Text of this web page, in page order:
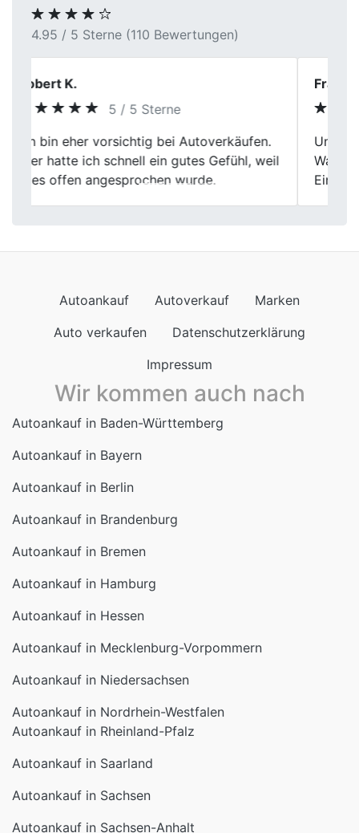
4.95 / 5 Sterne (110 Bewertungen)
Frank L.
5 / 5 Sterne
Unkomplizierter Autoankauf ohne lange
Wartezeiten. Insgesamt ein seriöser
Eindruck.
Previous Next
Autoankauf Autoverkauf
Marken
Auto verkaufen
Datenschutzerklärung
Impressum
Wir kommen auch nach
Autoankauf in Baden-Württemberg
Autoankauf in Bayern
Autoankauf in Berlin
Autoankauf in Brandenburg
Autoankauf in Bremen
Autoankauf in Hamburg
Autoankauf in Hessen
Autoankauf in Mecklenburg-Vorpommern
Autoankauf in Niedersachsen
Autoankauf in Nordrhein-Westfalen
Autoankauf in Rheinland-Pfalz
Autoankauf in Saarland
Autoankauf in Sachsen
Autoankauf in Sachsen-Anhalt